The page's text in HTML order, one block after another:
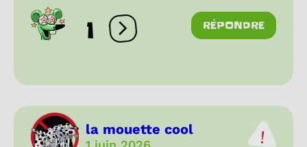
1 Ouvrir les réactions
RÉPONDRE
la mouette cool